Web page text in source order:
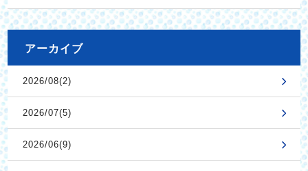
アーカイブ
2026/08(2)
2026/07(5)
2026/06(9)